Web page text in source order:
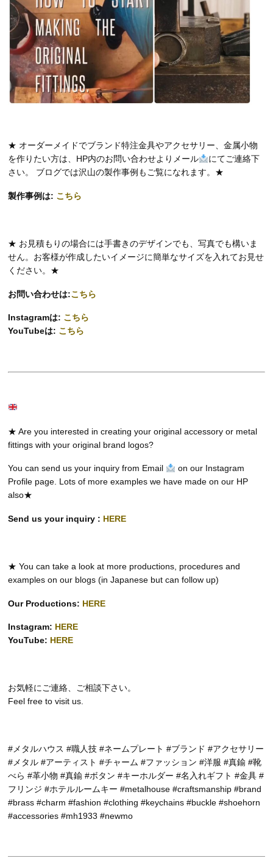
★ オーダーメイドでブランド特注金具やアクセサリー、金属小物
を作りたい方は、HP内のお問い合わせよりメール
にてご連絡下
さい。 ブログでは沢山の製作事例もご覧になれます。★
製作事例は: こちら
★ お見積もりの場合には手書きのデザインでも、写真でも構いま
せん。お客様が作成したいイメージに簡単なサイズを入れてお見せ
ください。★
お問い合わせは:こちら
Instagramは: こちら
YouTubeは: こちら
★ Are you interested in creating your original accessory or metal
fittings with your original brand logos?
You can send us your inquiry from Email
on our Instagram
Profile page. Lots of more examples we have made on our HP
also★
Send us your inquiry : HERE
★ You can take a look at more productions, procedures and
examples on our blogs (in Japanese but can follow up)
Our Productions: HERE
Instagram: HERE
YouTube: HERE
お気軽にご連絡、ご相談下さい。
Feel free to visit us.
#メタルハウス #職人技 #ネームプレート #ブランド #アクセサリー
#メタル #アーティスト #チャーム #ファッション #洋服 #真鍮 #靴
べら #革小物 #真鍮 #ボタン #キーホルダー #名入れギフト #金具 #
フリンジ #ホテルルームキー #metalhouse #craftsmanship #brand
#brass #charm #fashion #clothing #keychains #buckle #shoehorn
#accessories #mh1933 #newmo